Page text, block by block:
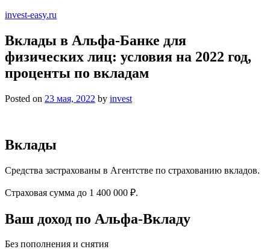
invest-easy.ru
Вклады в Альфа-Банке для
физических лиц: условия на 2022 год,
проценты по вкладам
Posted on 23 мая, 2022 by invest
Вклады
Средства застрахованы в Агентстве по страхованию вкладов.
Страховая сумма до 1 400 000 ₽.
Ваш доход по Альфа-Вкладу
Без пополнения и снятия